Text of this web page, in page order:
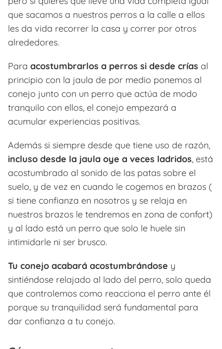
que sacamos a nuestros perros a la calle a ellos
les da vida recorrer la casa y correr por otros
alrededores.
Para acostumbrarlos a perros si desde crías al
principio con la jaula de por medio ponemos al
conejo junto con un perro que actúa de modo
tranquilo con ellos, el conejo empezará a
acumular experiencias positivas.
Además si siempre desde que tiene uso de razón,
incluso desde la jaula oye a veces ladridos , está
acostumbrado al sonido de las patas sobre el
suelo, y de vez en cuando le cogemos en brazos (
si tiene confianza en nosotros y se relaja en
nuestros brazos le tendremos en zona de confort)
y al lado está un perro que solo le huele sin
intimidarle ni ser brusco.
Tu conejo acabará acostumbrándose y
sintiéndose relajado al lado del perro, solo queda
que controlemos como reacciona el perro ante él
porque su tranquilidad será fundamental para
dar confianza a tu conejo.